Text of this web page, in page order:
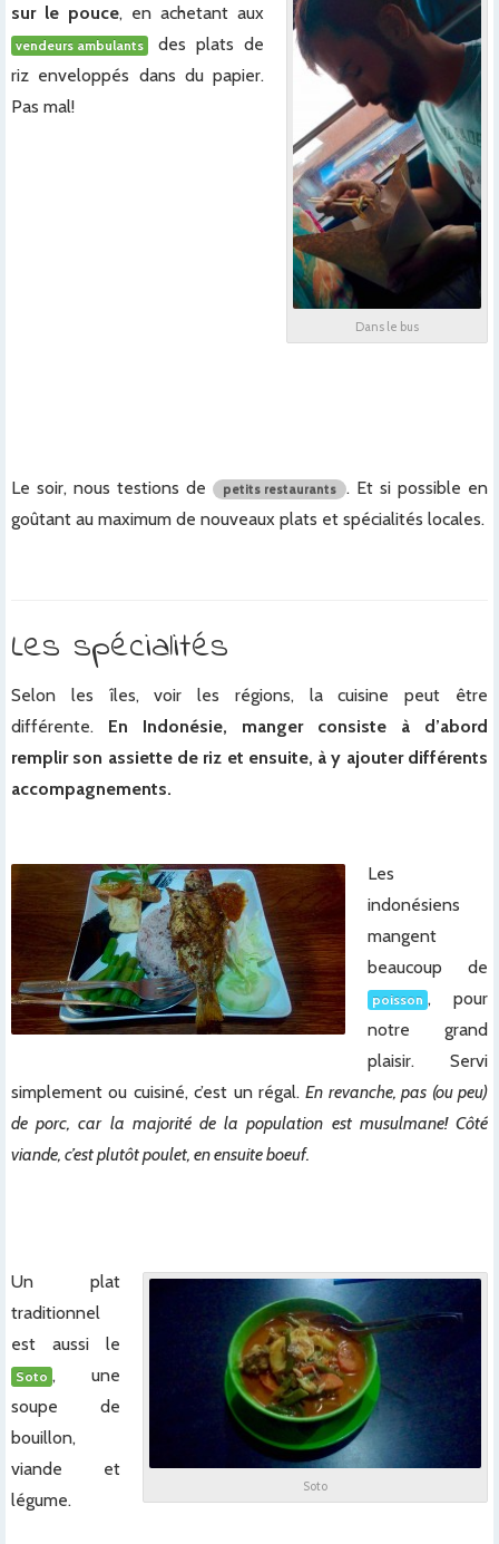
Dans le bus
sur le pouce, en achetant aux
vendeurs ambulants
des plats de
riz enveloppés dans du papier.
Pas mal!
Le soir, nous testions de
petits restaurants
. Et si possible en
goûtant au maximum de nouveaux plats et spécialités locales.
Les spécialités
Selon les îles, voir les régions, la cuisine peut être
différente. En Indonésie, manger consiste à d’abord
remplir son assiette de riz et ensuite, à y ajouter différents
accompagnements.
Les
indonésiens
mangent
beaucoup de
poisson , pour
notre grand
plaisir. Servi
simplement ou cuisiné, c’est un régal.En revanche, pas (ou peu)
de porc, car la majorité de la population est musulmane! Côté
viande, c’est plutôt poulet, en ensuite boeuf.
Soto
Un plat
traditionnel
est aussi le
Soto , une
soupe de
bouillon,
viande et
légume.